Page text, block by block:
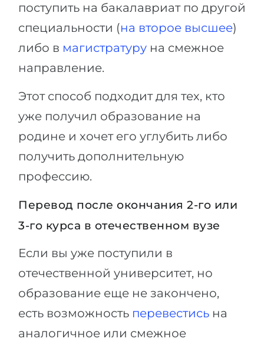
поступить на бакалавриат по другой
специальности (на второе высшее)
либо в магистратуру на смежное
направление.
Этот способ подходит для тех, кто
уже получил образование на
родине и хочет его углубить либо
получить дополнительную
профессию.
Перевод после окончания 2-го или
3-го курса в отечественном вузе
Если вы уже поступили в
отечественной университет, но
образование еще не закончено,
есть возможность перевестись на
аналогичное или смежное